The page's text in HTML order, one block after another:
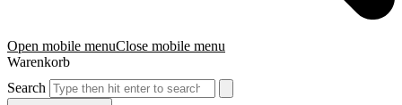
Open mobile menuClose mobile menu
Warenkorb
Search